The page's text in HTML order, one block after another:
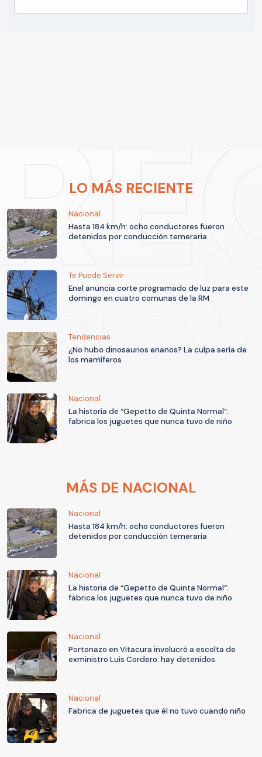
LO MÁS RECIENTE
Nacional
Hasta 184 km/h: ocho conductores fueron
detenidos por conducción temeraria
Te Puede Servir
Enel anuncia corte programado de luz para este
domingo en cuatro comunas de la RM
Tendencias
¿No hubo dinosaurios enanos? La culpa sería de
los mamíferos
Nacional
La historia de “Gepetto de Quinta Normal”:
fabrica los juguetes que nunca tuvo de niño
MÁS DE NACIONAL
Nacional
Hasta 184 km/h: ocho conductores fueron
detenidos por conducción temeraria
Nacional
La historia de “Gepetto de Quinta Normal”:
fabrica los juguetes que nunca tuvo de niño
Nacional
Portonazo en Vitacura involucró a escolta de
exministro Luis Cordero: hay detenidos
Nacional
Fabrica de juguetes que él no tuvo cuando niño